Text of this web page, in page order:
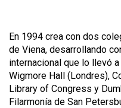
En 1994 crea con dos
de Viena, desarrollando
internacional que lo llevó
Wigmore Hall (Londres),
Library of Congress y
Filarmonía de San